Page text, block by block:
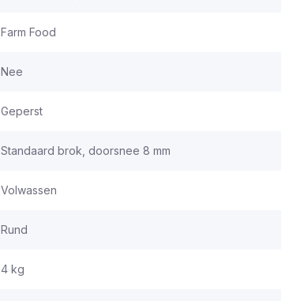
Farm Food
Nee
Geperst
Standaard brok, doorsnee 8 mm
Volwassen
Rund
4 kg